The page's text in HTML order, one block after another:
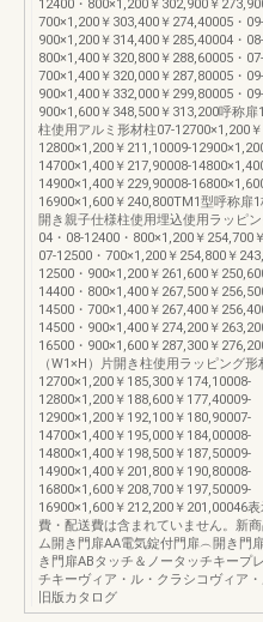
12400・800×1,200￥302,900￥
700×1,200￥303,400￥274,40005・
900×1,200￥314,400￥285,40004・
800×1,400￥320,800￥288,60005・
700×1,400￥320,000￥287,80005・
900×1,400￥332,000￥299,80005・
900×1,600￥348,500￥313,200呼称
柱使用アルミ形材柱07-12700×1,200
12800×1,200￥211,10009-
14700×1,400￥217,90008-
14900×1,400￥229,90008-
16900×1,600￥240,800TM1型呼称扉
開き親子仕様柱使用埋込使用ラッピ
04・08-12400・800×1,200￥254,700
07-12500・700×1,200￥254,800￥
12500・900×1,200￥261,600￥
14400・800×1,400￥267,500￥
14500・700×1,400￥267,400￥
14500・900×1,400￥274,200￥
16500・900×1,600￥287,300￥
（W1×H）片開き柱使用ラッピング
12700×1,200￥185,300￥174,10008-
12800×1,200￥188,600￥177,40009-
12900×1,200￥192,100￥180,90007-
14700×1,400￥195,000￥184,00008-
14800×1,400￥198,500￥187,50009-
14900×1,400￥201,800￥190,80008-
16800×1,600￥208,700￥197,50009-
16900×1,600￥212,200￥201,00046
費・配送費は含まれていません。新
ム開き門扉AA電気錠付門扉︵開き門
き門扉ABタッチ＆ノータッチキープ
チキーヴィア・ル・クラシコヴィア
旧版カタログ